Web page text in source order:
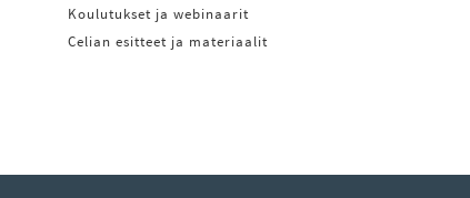
Koulutukset ja webinaarit
Celian esitteet ja materiaalit